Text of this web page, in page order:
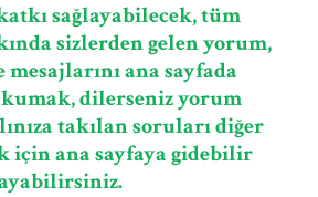
sağlayabilecek, tüm
sizlerden gelen yorum,
ana sayfada
dilerseniz yorum
takılan soruları diğer
için ana sayfaya gidebilir